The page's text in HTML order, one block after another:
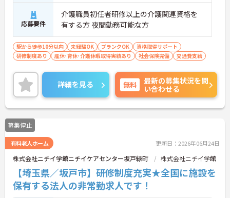
応募要件
介護職員初任者研修以上の介護関連資格を
有する方 夜間勤務可能な方
駅から徒歩10分以内 未経験OK ブランクOK
資格取得サポート
研修制度あり
産休･育休･介護休暇取得実績あり 社会保険完備 交通費支給
詳細を見る 無料
最新の募集状況を問
い合わせる
募集停止
有料老人ホーム 更新日：2026年06月24日
株式会社ニチイ学館ニチイケアセンター坂戸緑町 株式会社ニチイ学館
【埼玉県／坂戸市】研修制度充実★全国に施設を
保有する法人の非常勤求人です！